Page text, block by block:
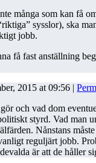
många som kan få
sysslor), ska
jobb.
få fast anställning
2015 at09:56 |
och vad dom
styrd. Vad man
Nånstans
reguljärt jobb.
är att de håller